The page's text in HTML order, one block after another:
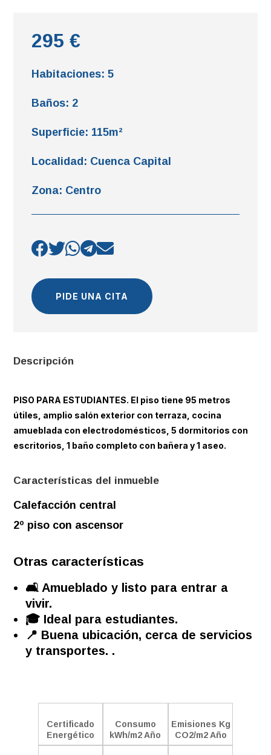
295 €
Habitaciones:5
Baños: 2
Superficie: 115m²
Localidad : Cuenca Capital
Zona: Centro
PIDE UNA CITA
Descripción
PISO PARA ESTUDIANTES. El piso tiene 95 metros
útiles, amplio salón exterior con terraza, cocina
amueblada con electrodomésticos, 5 dormitorios con
escritorios, 1 baño completo con bañera y 1 aseo.
Características del inmueble
Calefacción central
2º piso con ascensor
Otras características
🛋️ Amueblado y listo para entrar a
vivir.
🎓 Ideal para estudiantes.
📍 Buena ubicación, cerca de servicios
y transportes. .
Certificado
Energético
Consumo
kWh/m2 Año
Emisiones Kg
CO2/m2 Año